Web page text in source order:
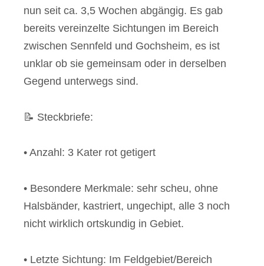
nun seit ca. 3,5 Wochen abgängig. Es gab
bereits vereinzelte Sichtungen im Bereich
zwischen Sennfeld und Gochsheim, es ist
unklar ob sie gemeinsam oder in derselben
Gegend unterwegs sind.
📝 Steckbriefe:
• Anzahl: 3 Kater rot getigert
• Besondere Merkmale: sehr scheu, ohne
Halsbänder, kastriert, ungechipt, alle 3 noch
nicht wirklich ortskundig in Gebiet.
• Letzte Sichtung: Im Feldgebiet/Bereich